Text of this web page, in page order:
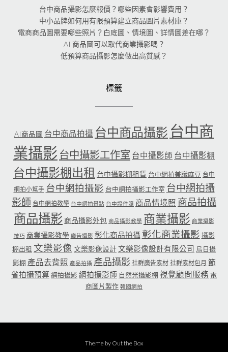
台中商品攝影怎麼報價？哪些因素會影響費用？
中小品牌如何用有限預算建立商品圖片素材庫？
電商商品圖需要哪些照片？白底圖、情境圖、詳情圖差在哪？
AI 商品圖可以取代商業攝影嗎？
低預算商品攝影怎麼做出高質感？
標籤
AI商品圖 台中商品拍攝 台中商品攝影 台中商
業攝影 台中攝影工作室 台中攝影師 台中攝影棚
台中攝影棚出租 台中攝影棚租賃 台中網拍兼職麻豆 台中
網拍小幫手 台中網拍攝影 台中網拍攝影工作室 台中網拍攝
影師 台中網拍教學 台中網拍景點 台中證件照 商品情境照 商品拍攝
商品攝影商品攝影外包 商品攝影教學 商業攝影 商業攝影
技巧 商業攝影教學 廣告攝影 彰化商品拍攝 彰化商業攝影 攝影
棚出租 文樂影像 文樂影像設計文樂影像設計有限公司 烏日攝
影棚 產品去背照 產品拍攝 產品攝影 社群廣告素材 社群素材包月 節
省拍攝預算 網拍攝影 網拍攝影師 自然光攝影棚 視覺顧問服務 電
商圖片製作 韓國網拍
Theme by Out the Box